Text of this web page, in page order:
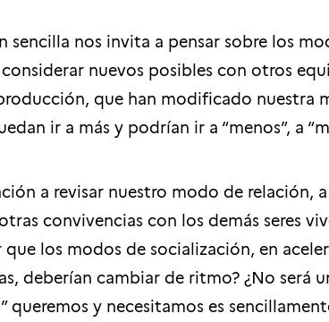
sencilla nos invita a pensar sobre los
nuevos posibles con otros
que han modificado nuestra
ir a más y podrían ir a “menos”, a
a revisar nuestro modo de relación,
convivencias con los demás seres
los modos de socialización, en
deberían cambiar de ritmo? ¿No será
queremos y necesitamos es